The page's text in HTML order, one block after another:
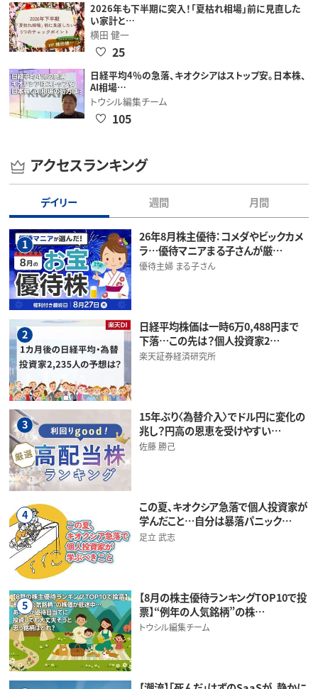
2026年も下半期に突入！「夏枯れ相場」前に見直した
い家計と…
横田 健一
25
日経平均4％の急落、キオクシアはストップ安。日本株、
AI相場…
トウシル編集チーム
105
アクセスランキング
デイリー 週間 月間
1
26年8月株主優待：コメダやビックカメ
ラ…優待マニアまる子さんが厳…
優待主婦 まる子さん
2
日経平均株価は一時6万0,488円まで
下落…この先は？個人投資家2…
楽天証券経済研究所
3
15年ぶり〈為替介入〉でドル円に変化の
兆し？円高の恩恵を受けやすい…
佐藤 勝己
4
この夏、キオクシア急落で個人投資家が
学んだこと…自分は暴落パニック…
足立 武志
5
【8月の株主優待ランキングTOP10で投
票】“例年の人気銘柄”の株…
トウシル編集チーム